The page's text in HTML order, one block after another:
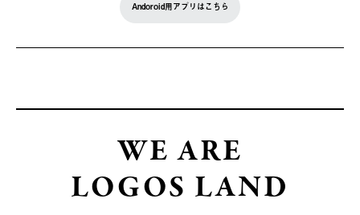
Andoroid用アプリはこちら
WE ARE
LOGOS LAND